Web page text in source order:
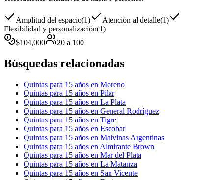
Amplitud del espacio(1) Atención al detalle(1)
Flexibilidad y personalización(1)
$104,000 20 a 100
Búsquedas relacionadas
Quintas para 15 años en Moreno
Quintas para 15 años en Pilar
Quintas para 15 años en La Plata
Quintas para 15 años en General Rodríguez
Quintas para 15 años en Tigre
Quintas para 15 años en Escobar
Quintas para 15 años en Malvinas Argentinas
Quintas para 15 años en Almirante Brown
Quintas para 15 años en Mar del Plata
Quintas para 15 años en La Matanza
Quintas para 15 años en San Vicente